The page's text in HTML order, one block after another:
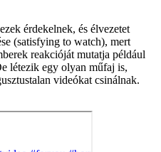
érdekelnek, és élvezetet
(satisfying to watch), mert
reakcióját mutatja például
létezik egy olyan műfaj is,
videókat csinálnak.